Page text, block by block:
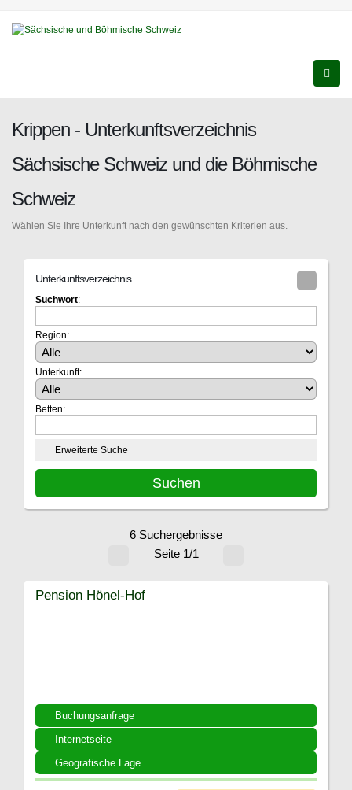
Krippen - Unterkunftsverzeichnis
Sächsische Schweiz und die Böhmische
Schweiz
Wählen Sie Ihre Unterkunft nach den gewünschten Kriterien aus.
Unterkunftsverzeichnis
Suchwort:
Region:
Unterkunft:
Betten:
Erweiterte Suche
6 Suchergebnisse
Seite 1/1
Buchungsanfrage
Internetseite
Geografische Lage
Pension Hönel-Hof